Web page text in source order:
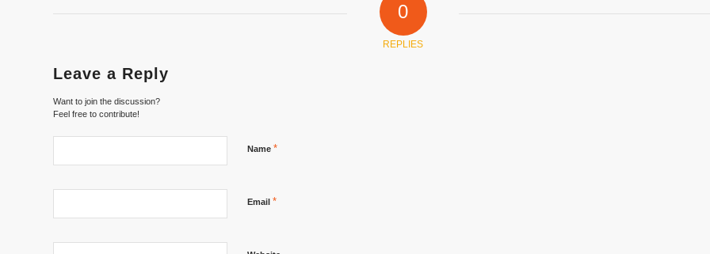
0
REPLIES
Leave a Reply
Want to join the discussion?
Feel free to contribute!
Name *
Email *